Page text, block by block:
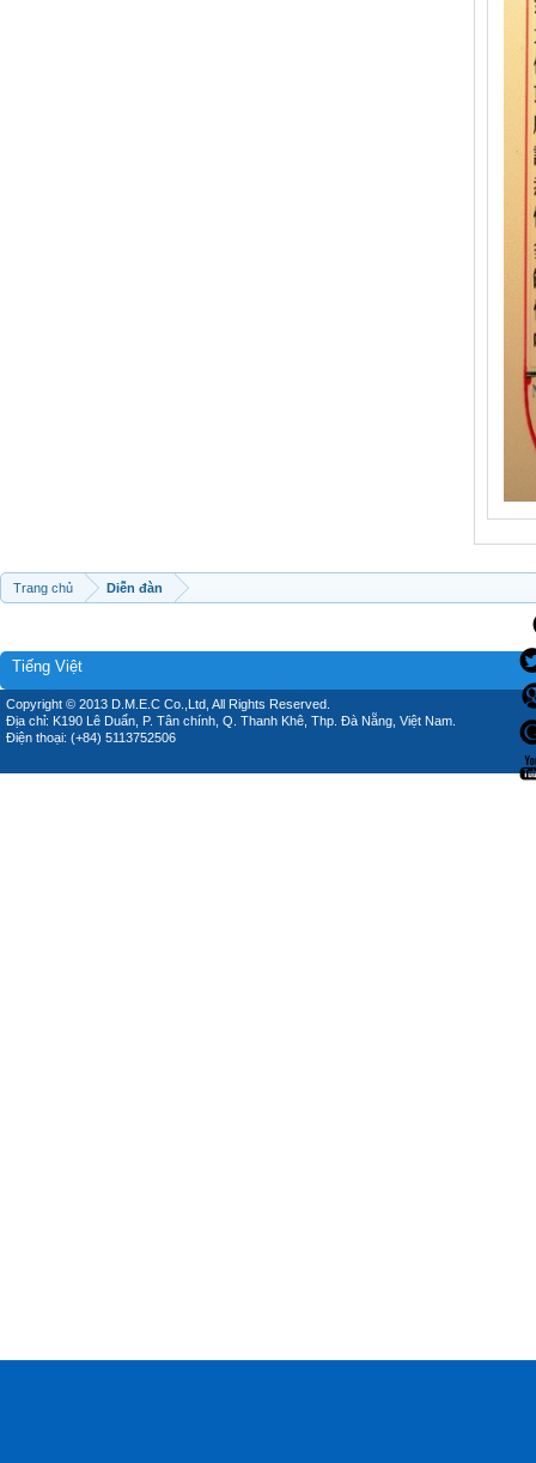
Trang chủ Diễn đàn
Tiếng Việt
Copyright © 2013 D.M.E.C Co.,Ltd, All Rights Reserved.
Địa chỉ: K190 Lê Duẩn, P. Tân chính, Q. Thanh Khê, Thp. Đà Nẵng, Việt Nam.
Điện thoại: (+84) 5113752506